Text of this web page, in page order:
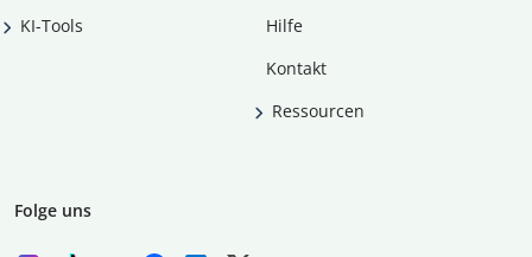
KI-Tools
Hilfe
Kontakt
Ressourcen
Folge uns